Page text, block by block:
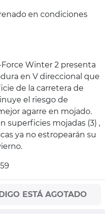
en condiciones
Winter 2 presenta
en V direccional que
de la carretera de
el riesgo de
agarre en mojado.
superficies mojadas (3) ,
ya no estropearán su
ESTÁ AGOTADO